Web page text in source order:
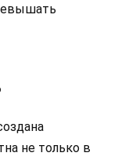
не только в